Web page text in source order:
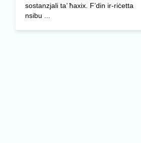
sostanzjali ta’ ħaxix. F’din ir-riċetta
nsibu ...